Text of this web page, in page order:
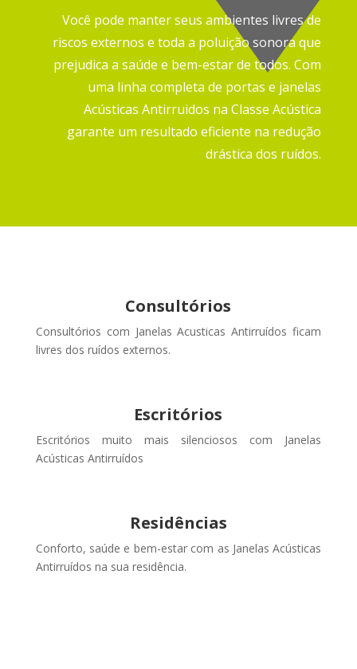
Você pode manter seus ambientes livres de
riscos externos e toda a poluição sonora que
prejudica a saúde e bem-estar de todos.Com
uma linha completa de portas e janelas
Acústicas Antirruidos na Classe Acústica
garante um resultado eficiente na redução
drástica dos ruídos.
Consultórios
Consultórios com Janelas Acusticas Antirruídos ficam
livres dos ruídos externos.
Escritórios
Escritórios muito mais silenciosos com Janelas
Acústicas Antirruídos
Residências
Conforto, saúde e bem-estar com as Janelas Acústicas
Antirruídos na sua residência.